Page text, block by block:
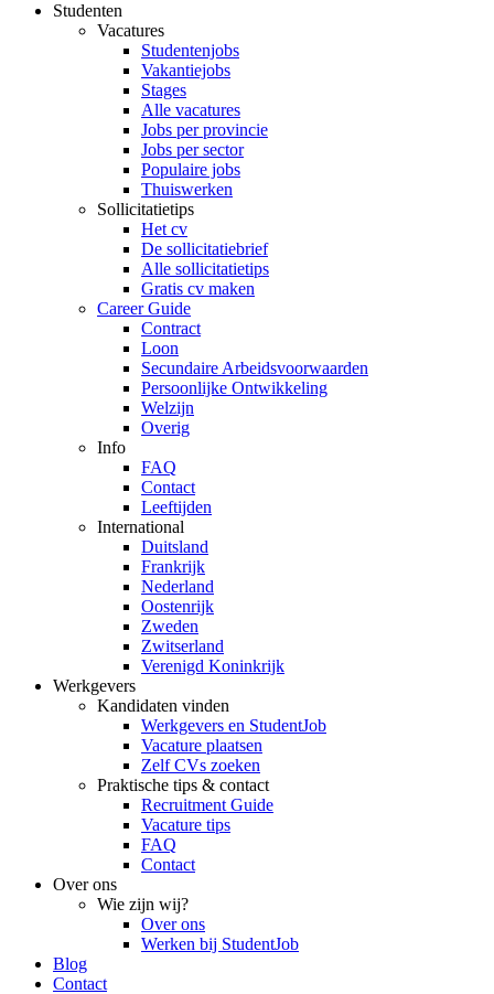
Studenten
Vacatures
Studentenjobs
Vakantiejobs
Stages
Alle vacatures
Jobs per provincie
Jobs per sector
Populaire jobs
Thuiswerken
Sollicitatietips
Het cv
De sollicitatiebrief
Alle sollicitatietips
Gratis cv maken
Career Guide
Contract
Loon
Secundaire Arbeidsvoorwaarden
Persoonlijke Ontwikkeling
Welzijn
Overig
Info
FAQ
Contact
Leeftijden
International
Duitsland
Frankrijk
Nederland
Oostenrijk
Zweden
Zwitserland
Verenigd Koninkrijk
Werkgevers
Kandidaten vinden
Werkgevers en StudentJob
Vacature plaatsen
Zelf CVs zoeken
Praktische tips & contact
Recruitment Guide
Vacature tips
FAQ
Contact
Over ons
Wie zijn wij?
Over ons
Werken bij StudentJob
Blog
Contact